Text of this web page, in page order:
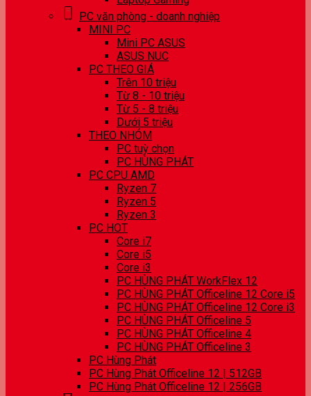
PC văn phòng - doanh nghiệp
MINI PC
Mini PC ASUS
ASUS NUC
PC THEO GIÁ
Trên 10 triệu
Từ 8 - 10 triệu
Từ 5 - 8 triệu
Dưới 5 triệu
THEO NHÓM
PC tuỳ chọn
PC HÙNG PHÁT
PC CPU AMD
Ryzen 7
Ryzen 5
Ryzen 3
PC HOT
Core i7
Core i5
Core i3
PC HÙNG PHÁT WorkFlex 12
PC HÙNG PHÁT Officeline 12 Core i5
PC HÙNG PHÁT Officeline 12 Core i3
PC HÙNG PHÁT Officeline 5
PC HÙNG PHÁT Officeline 4
PC HÙNG PHÁT Officeline 3
PC Hùng Phát
PC Hùng Phát Officeline 12 | 512GB
PC Hùng Phát Officeline 12 | 256GB